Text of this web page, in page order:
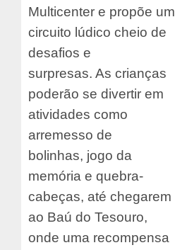
Multicenter e propõe um
circuito lúdico cheio de
desafios e
surpresas. As crianças
poderão se divertir em
atividades como
arremesso de
bolinhas, jogo da
memória e quebra-
cabeças, até chegarem
ao Baú do Tesouro,
onde uma recompensa